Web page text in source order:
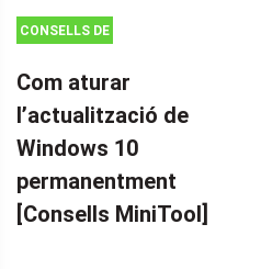
CONSELLS DE
SEGURETAT
Com aturar
l’actualització de
Windows 10
permanentment
[Consells MiniTool]